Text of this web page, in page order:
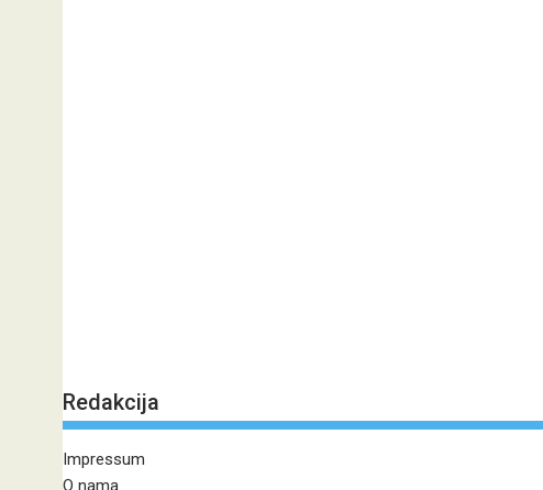
Redakcija
Impressum
O nama